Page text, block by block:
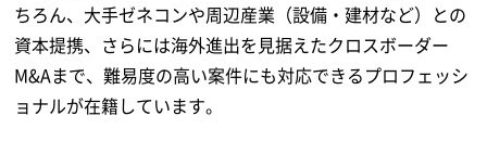
ちろん、大手ゼネコンや周辺産業（設備・建材など）との
資本提携、さらには海外進出を見据えたクロスボーダー
M&Aまで、難易度の高い案件にも対応できるプロフェッシ
ョナルが在籍しています。